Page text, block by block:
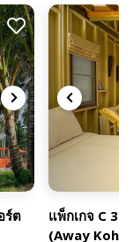
ร์ต
แพ็กเกจ C 3
(Away Koh